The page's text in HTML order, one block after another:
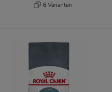
6 Varianten